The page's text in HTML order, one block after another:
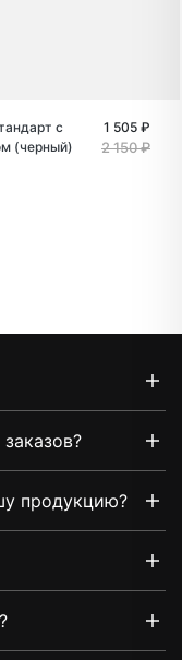
с
(черный)
1 505 ₽
2 150 ₽
продукцию?